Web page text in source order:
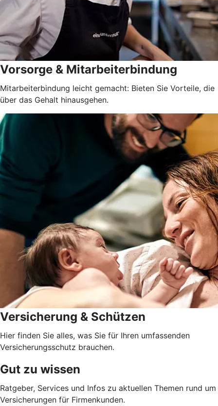
Vorsorge & Mitarbeiterbindung
Mitarbeiterbindung leicht gemacht: Bieten Sie Vorteile, die
über das Gehalt hinausgehen.
Versicherung & Schützen
Hier finden Sie alles, was Sie für Ihren umfassenden
Versicherungsschutz brauchen.
Gut zu wissen
Ratgeber, Services und Infos zu aktuellen Themen rund um
Versicherungen für Firmenkunden.